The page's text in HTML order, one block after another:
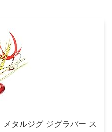
タルジグ ジグラバー ス